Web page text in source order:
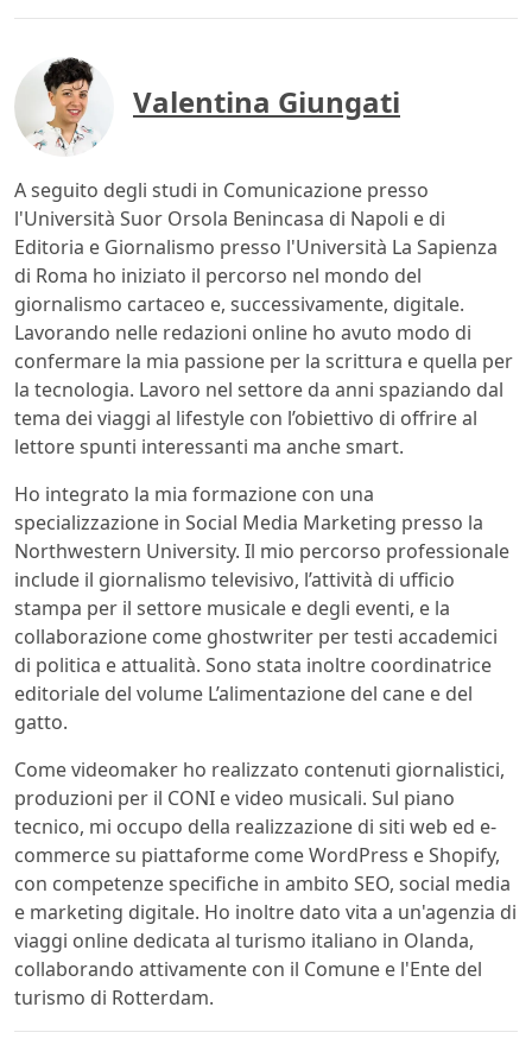
Valentina Giungati
A seguito degli studi in Comunicazione presso
l'Università Suor Orsola Benincasa di Napoli e di
Editoria e Giornalismo presso l'Università La Sapienza
di Roma ho iniziato il percorso nel mondo del
giornalismo cartaceo e, successivamente, digitale.
Lavorando nelle redazioni online ho avuto modo di
confermare la mia passione per la scrittura e quella per
la tecnologia. Lavoro nel settore da anni spaziando dal
tema dei viaggi al lifestyle con l’obiettivo di offrire al
lettore spunti interessanti ma anche smart.
Ho integrato la mia formazione con una
specializzazione in Social Media Marketing presso la
Northwestern University. Il mio percorso professionale
include il giornalismo televisivo, l’attività di ufficio
stampa per il settore musicale e degli eventi, e la
collaborazione come ghostwriter per testi accademici
di politica e attualità. Sono stata inoltre coordinatrice
editoriale del volume L’alimentazione del cane e del
gatto.
Come videomaker ho realizzato contenuti giornalistici,
produzioni per il CONI e video musicali. Sul piano
tecnico, mi occupo della realizzazione di siti web ed e-
commerce su piattaforme come WordPress e Shopify,
con competenze specifiche in ambito SEO, social media
e marketing digitale. Ho inoltre dato vita a un'agenzia di
viaggi online dedicata al turismo italiano in Olanda,
collaborando attivamente con il Comune e l'Ente del
turismo di Rotterdam.